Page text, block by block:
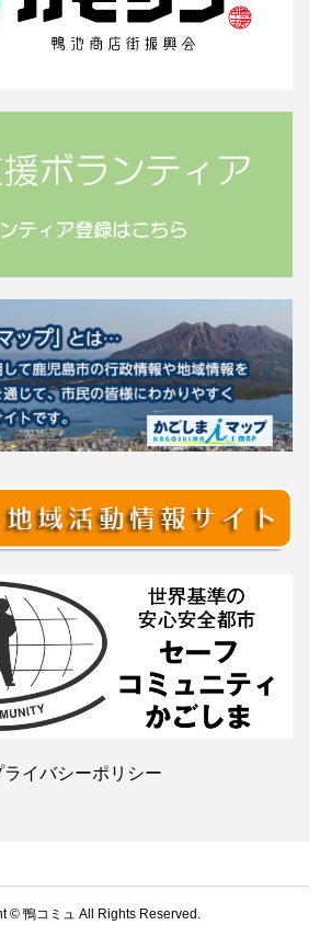
ライバシーポリシー
© 鴨コミュ All Rights Reserved.